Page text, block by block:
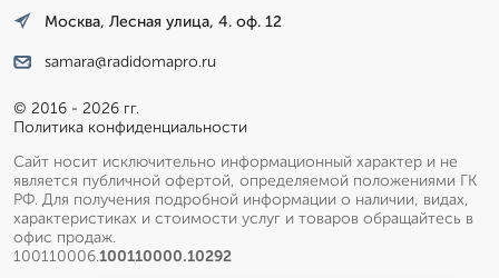
Москва, Лесная улица, 4. оф. 12
samara@radidomapro.ru
© 2016 - 2026 гг.
Политика конфиденциальности
Сайт носит исключительно информационный характер и не
является публичной офертой, определяемой положениями ГК
РФ. Для получения подробной информации о наличии, видах,
характеристиках и стоимости услуг и товаров обращайтесь в
офис продаж.
100110006.100110000.10292